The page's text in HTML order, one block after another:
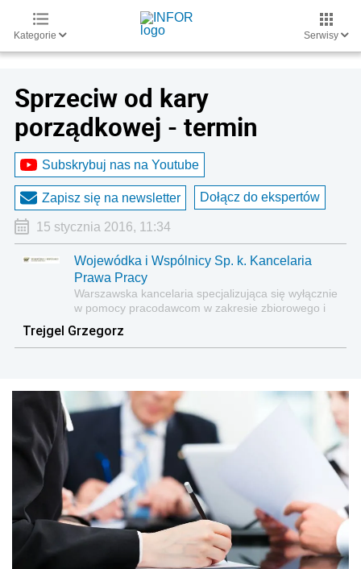
Kategorie Serwisy
Sprzeciw od kary
porządkowej - termin
Subskrybuj nas na Youtube
Zapisz się na newsletter Dołącz do ekspertów
15 stycznia 2016, 11:34
Wojewódka i Wspólnicy Sp. k. Kancelaria
Prawa Pracy
Warszawska kancelaria specjalizująca się wyłącznie
w pomocy pracodawcom w zakresie zbiorowego i
pracowniczych
Trejgel Grzegorz